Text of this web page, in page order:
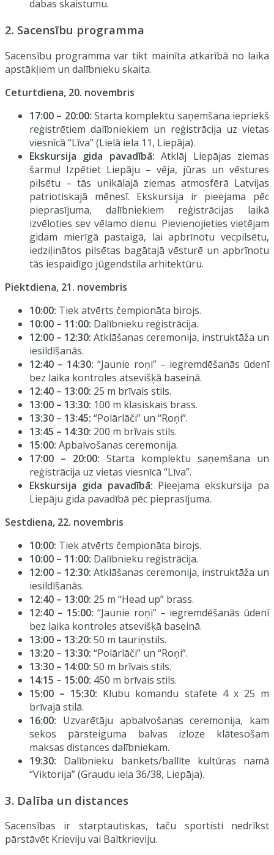
dabas skaistumu.
2. Sacensību programma
Sacensību programma var tikt mainīta atkarībā no laika
apstākļiem un dalībnieku skaita.
Ceturtdiena, 20. novembris
17:00 – 20:00: Starta komplektu saņemšana iepriekš
reģistrētiem dalībniekiem un reģistrācija uz vietas
viesnīcā “Līva” (Lielā iela 11, Liepāja).
Ekskursija gida pavadībā: Atklāj Liepājas ziemas
šarmu! Izpētiet Liepāju – vēja, jūras un vēstures
pilsētu – tās unikālajā ziemas atmosfērā Latvijas
patriotiskajā mēnesī. Ekskursija ir pieejama pēc
pieprasījuma, dalībniekiem reģistrācijas laikā
izvēloties sev vēlamo dienu. Pievienojieties vietējam
gidam mierīgā pastaigā, lai apbrīnotu vecpilsētu,
iedziļinātos pilsētas bagātajā vēsturē un apbrīnotu
tās iespaidīgo jūgendstila arhitektūru.
Piektdiena, 21. novembris
10:00: Tiek atvērts čempionāta birojs.
10:00 – 11:00: Dalībnieku reģistrācija.
12:00 – 12:30: Atklāšanas ceremonija, instruktāža un
iesildīšanās.
12:40 – 14:30: “Jaunie roņi” – iegremdēšanās ūdenī
bez laika kontroles atsevišķā baseinā.
12:40 – 13:00: 25 m brīvais stils.
13:00 – 13:30: 100 m klasiskais brass.
13:30 – 13:45: “Polārlāči” un “Roņi”.
13:45 – 14:30: 200 m brīvais stils.
15:00: Apbalvošanas ceremonija.
17:00 – 20:00: Starta komplektu saņemšana un
reģistrācija uz vietas viesnīcā “Līva”.
Ekskursija gida pavadībā: Pieejama ekskursija pa
Liepāju gida pavadībā pēc pieprasījuma.
Sestdiena, 22. novembris
10:00: Tiek atvērts čempionāta birojs.
10:00 – 11:00: Dalībnieku reģistrācija.
12:00 – 12:30: Atklāšanas ceremonija, instruktāža un
iesildīšanās.
12:40 – 13:00: 25 m “Head up” brass.
12:40 – 15:00: “Jaunie roņi” – iegremdēšanās ūdenī
bez laika kontroles atsevišķā baseinā.
13:00 – 13:20: 50 m tauriņstils.
13:20 – 13:30: “Polārlāči” un “Roņi”.
13:30 – 14:00: 50 m brīvais stils.
14:15 – 15:00: 450 m brīvais stils.
15:00 – 15:30: Klubu komandu stafete 4 x 25 m
brīvajā stilā.
16:00: Uzvarētāju apbalvošanas ceremonija, kam
sekos pārsteiguma balvas izloze klātesošam
maksas distances dalībniekam.
19:30: Dalībnieku bankets/ballīte kultūras namā
“Viktorija” (Graudu iela 36/38, Liepāja).
3. Dalība un distances
Sacensības ir starptautiskas, taču sportisti nedrīkst
pārstāvēt Krieviju vai Baltkrieviju.